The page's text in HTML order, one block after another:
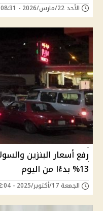
الأحد 22/مارس/2026 - 08:31 م
رفع أسعار البنزين
13% بدءًا من اليوم
الجمعة 17/أكتوبر/2025 - 12:04 ص